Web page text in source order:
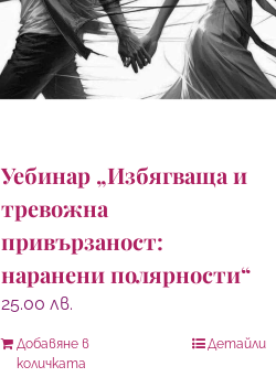
Уебинар „Избягваща и
тревожна
привързаност:
наранени полярности“
25.00 лв.
Добавяне в
количката
Детайли